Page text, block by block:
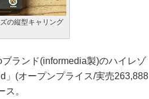
の縦型キャリング
ランド(informedia製)のハイレゾ
」(オープンプライス/実売263,888
。